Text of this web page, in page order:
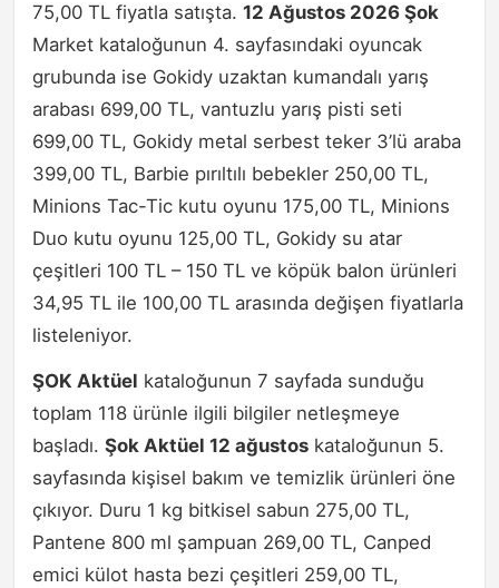
75,00 TL fiyatla satışta. 12 Ağustos 2026 Şok
Market kataloğunun 4. sayfasındaki oyuncak
grubunda ise Gokidy uzaktan kumandalı yarış
arabası 699,00 TL, vantuzlu yarış pisti seti
699,00 TL, Gokidy metal serbest teker 3’lü araba
399,00 TL, Barbie pırıltılı bebekler 250,00 TL,
Minions Tac-Tic kutu oyunu 175,00 TL, Minions
Duo kutu oyunu 125,00 TL, Gokidy su atar
çeşitleri 100 TL – 150 TL ve köpük balon ürünleri
34,95 TL ile 100,00 TL arasında değişen fiyatlarla
listeleniyor.
ŞOK Aktüel kataloğunun 7 sayfada sunduğu
toplam 118 ürünle ilgili bilgiler netleşmeye
başladı. Şok Aktüel 12 ağustos kataloğunun 5.
sayfasında kişisel bakım ve temizlik ürünleri öne
çıkıyor. Duru 1 kg bitkisel sabun 275,00 TL,
Pantene 800 ml şampuan 269,00 TL, Canped
emici külot hasta bezi çeşitleri 259,00 TL,